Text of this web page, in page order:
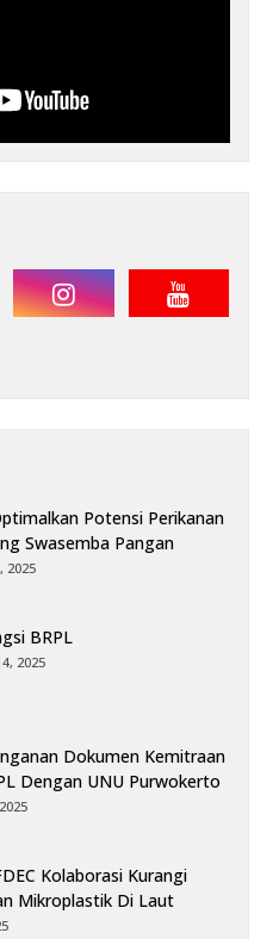
Potensi Perikanan
Swasemba Pangan
2025
BRPL
2025
Dokumen Kemitraan
Dengan UNU Purwokerto
Kolaborasi Kurangi
Mikroplastik Di Laut